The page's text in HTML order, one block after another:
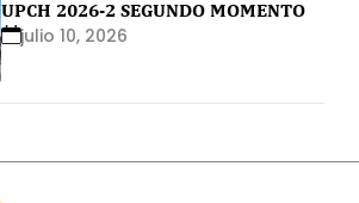
UPCH 2026-2 SEGUNDO MOMENTO
julio 10, 2026